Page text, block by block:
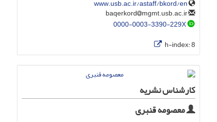
www.usb.ac.ir/astaff/bkord/en
mgmt.usb.ac.ir
0000-0003-3390-229X
h-index:8
کارشناس نشریه
معصومه قنبری